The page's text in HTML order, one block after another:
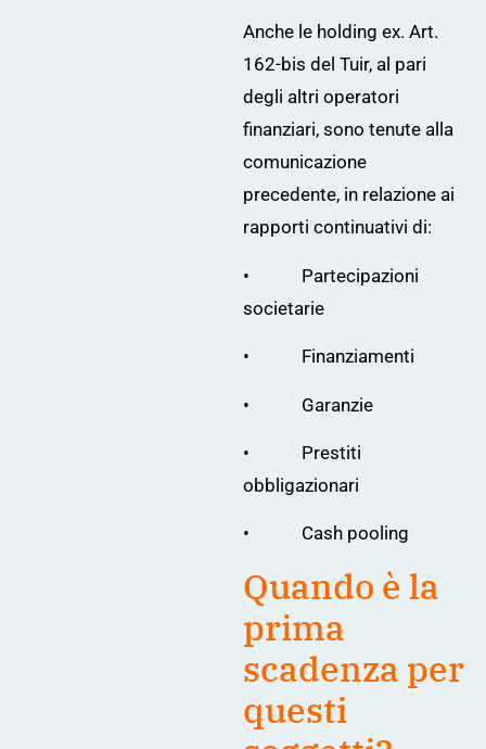
Anche le holding ex. Art.
162-bis del Tuir, al pari
degli altri operatori
finanziari, sono tenute alla
comunicazione
precedente, in relazione ai
rapporti continuativi di:
• Partecipazioni
societarie
• Finanziamenti
• Garanzie
• Prestiti
obbligazionari
• Cash pooling
Quando è la
prima
scadenza per
questi